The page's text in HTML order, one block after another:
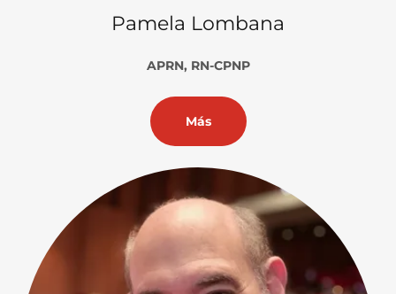
Pamela Lombana
APRN, RN-CPNP
Más